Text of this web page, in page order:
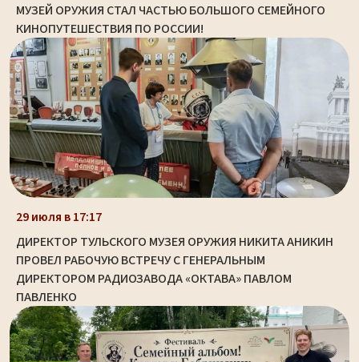
МУЗЕЙ ОРУЖИЯ СТАЛ ЧАСТЬЮ БОЛЬШОГО СЕМЕЙНОГО
КИНОПУТЕШЕСТВИЯ ПО РОССИИ!
29 июля в 17:17
ДИРЕКТОР ТУЛЬСКОГО МУЗЕЯ ОРУЖИЯ НИКИТА АНИКИН
ПРОВЕЛ РАБОЧУЮ ВСТРЕЧУ С ГЕНЕРАЛЬНЫМ
ДИРЕКТОРОМ РАДИОЗАВОДА «ОКТАВА» ПАВЛОМ
ПАВЛЕНКО